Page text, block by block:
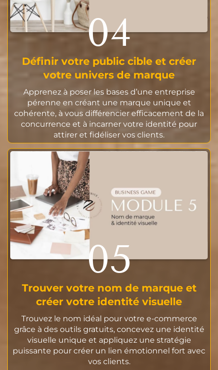
04
Définir votre public cible et créer
votre univers de marque
Apprenez à poser les bases d’une entreprise
pérenne en créant une marque unique et
cohérente, à vous différencier efficacement de la
concurrence et à incarner votre identité pour
attirer et fidéliser vos clients.
05
Trouver votre nom de marque et
créer votre identité visuelle
Trouvez le nom idéal pour votre e-commerce
grâce à des outils gratuits, concevez une identité
visuelle unique et appliquez une stratégie
puissante pour créer un lien émotionnel fort avec
vos clients.